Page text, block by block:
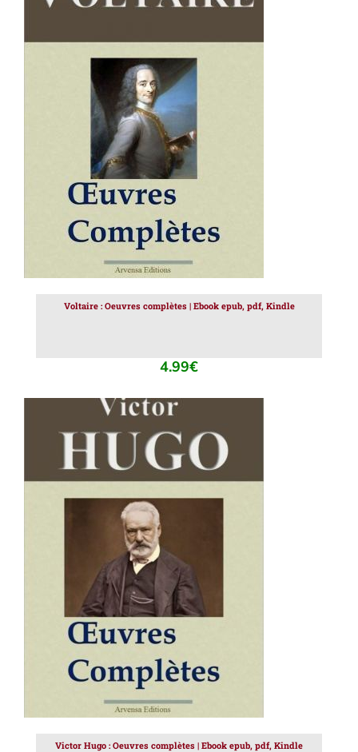
AJOUTER AU PANIER
Voltaire : Oeuvres complètes | Ebook epub, pdf, Kindle
4.99€
AJOUTER AU PANIER /
Victor Hugo : Oeuvres complètes | Ebook epub, pdf, Kindle